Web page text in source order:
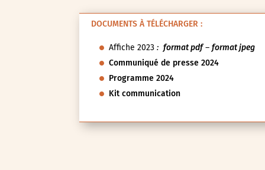
DOCUMENTS À TÉLÉCHARGER :
Affiche 2023 :format pdf–format jpeg
Communiqué de presse 2024
Programme 2024
Kit communication